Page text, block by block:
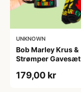
UNKNOWN
Bob Marley Krus &
Strømper Gavesæt
179,00 kr